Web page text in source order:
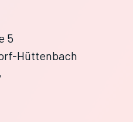
5
Hüttenbach